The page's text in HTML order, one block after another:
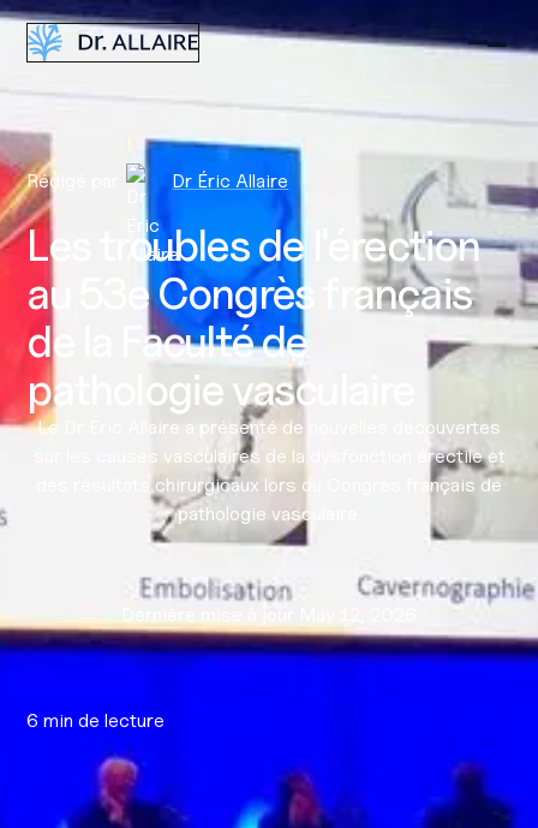
Dr Éric Allaire
Rédigé par Dr Éric Allaire
Les troubles de l'érection
au 53e Congrès français
de la Faculté de
pathologie vasculaire
Le Dr Eric Allaire a présenté de nouvelles découvertes
sur les causes vasculaires de la dysfonction érectile et
des résultats chirurgicaux lors du Congrès français de
pathologie vasculaire.
Dernière mise à jour
6 min de lecture